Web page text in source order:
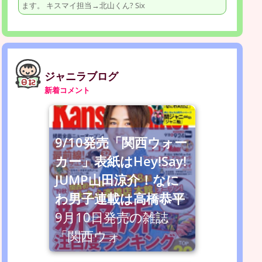
ます。 キスマイ担当→北山くん? Six
ジャニラブログ
新着コメント
9/10発売「関西ウォー
カー」表紙はHey!Say!
JUMP山田涼介！なに
わ男子連載は高橋恭平
9月10日発売の雑誌
「関西ウォ